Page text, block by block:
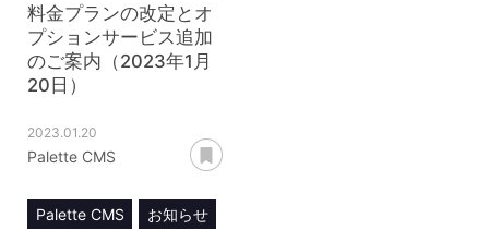
料金プランの改定とオ
プションサービス追加
のご案内（2023年1月
20日）
2023.01.20
Palette CMS
Palette CMS
お知らせ